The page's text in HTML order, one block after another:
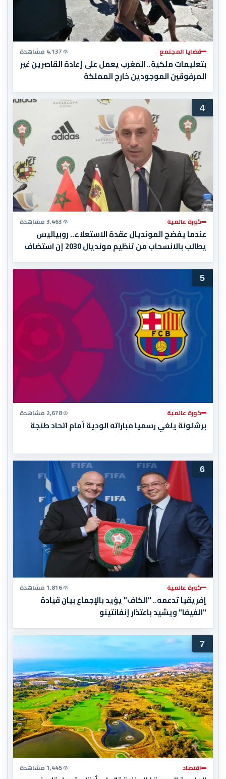
قضايا المجتمع 4,137 مشاهدة
بتعليمات ملكية.. المغرب يعمل على إعادة القاصرين غير
المرفوقين الموجودين خارج المملكة
4
كورة عالمية 3,463 مشاهدة
عندما يفضح المونديال عقدة الاستعلاء.. روبياليس
يطالب بالانسحاب من تنظيم مونديال 2030 إن استضاف
المغرب المباراة النهائية!
5
كورة عالمية 2,678 مشاهدة
برشلونة يلغي رسميا مباراته الودية أمام اتحاد طنجة
6
كورة عالمية 1,816 مشاهدة
إفريقيا تدعمه.. "الكاف" يؤيد بالإجماع بيان قيادة
"الفيفا" ويشيد باعتذار إنفانتينو
7
اقتصاد 1,445 مشاهدة